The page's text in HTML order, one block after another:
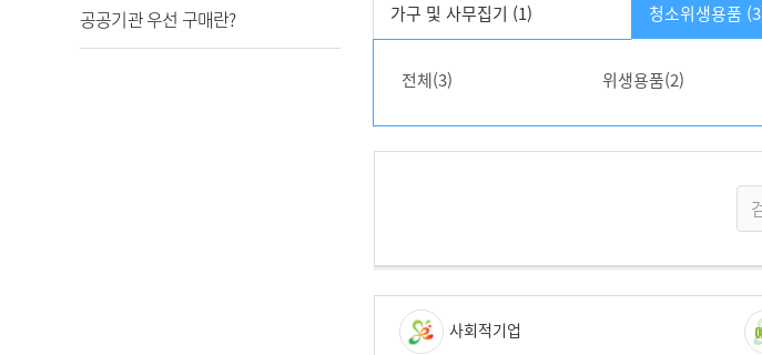
공공기관 우선 구매란? 가구 및 사무집기 (1) 청소위생용품
전체(3) 위생용품(2)
사회적기업